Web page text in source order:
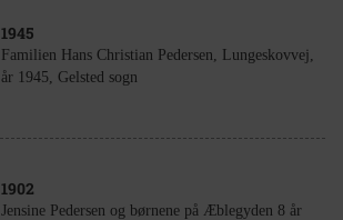
1945
Familien Hans Christian Pedersen, Lungeskovvej,
år 1945, Gelsted sogn
1902
Jensine Pedersen og børnene på Æblegyden 8 år